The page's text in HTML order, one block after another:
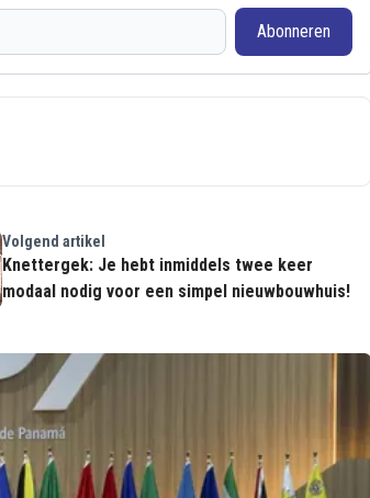
Abonneren
Volgend artikel
Knettergek: Je hebt inmiddels twee keer
modaal nodig voor een simpel nieuwbouwhuis!